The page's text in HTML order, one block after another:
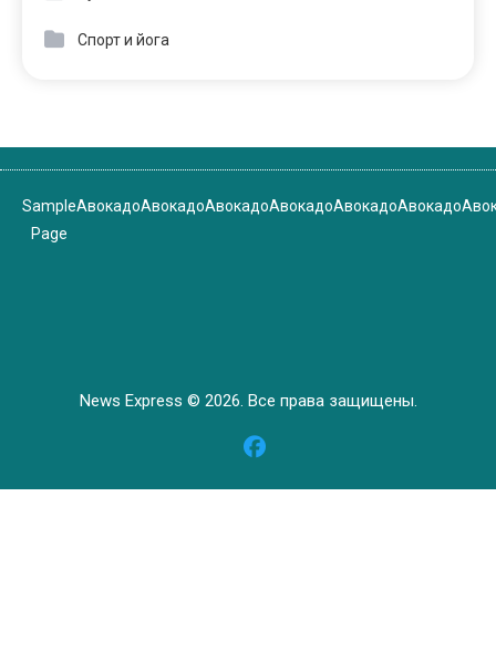
Спорт и йога
Sample
Page
АвокадоАвокадоАвокадоАвокадоАвокадоАвокадо
News Express © 2026. Все права защищены.